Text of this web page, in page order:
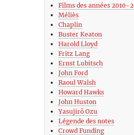
Films des années 2010-
Méliès
Chaplin
Buster Keaton
Harold Lloyd
Fritz Lang
Ernst Lubitsch
John Ford
Raoul Walsh
Howard Hawks
John Huston
Yasujirô Ozu
Légende des notes
Crowd Funding